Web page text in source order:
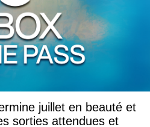
juillet en beauté et
sorties attendues et